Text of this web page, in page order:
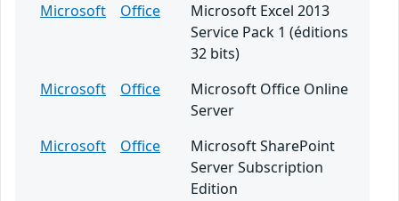
Microsoft
Office
Microsoft Excel 2013
Service Pack 1 (éditions
32 bits)
Microsoft
Office
Microsoft Office Online
Server
Microsoft
Office
Microsoft SharePoint
Server Subscription
Edition